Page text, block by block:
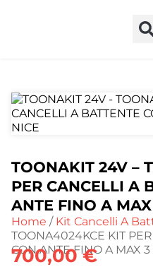
TOONAKIT 24V –
PER CANCELLI A
ANTE FINO A
Home / Kit Cancelli A
TOONA4024KCE KIT
CON ANTE FINO A MAX 3
700,00€